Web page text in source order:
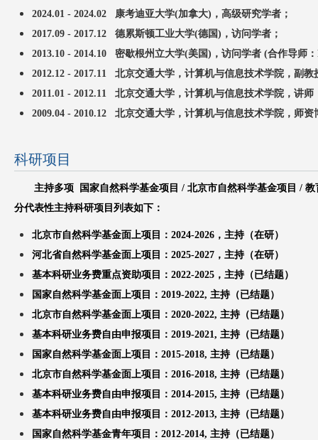
2024.01 - 2024.02 康考迪亚大学(加拿大)，高级研究学者；
2017.09 - 2017.12
德累斯顿工业大学(德国)，访问学者；
2013.10 - 2014.10 密歇根州立大学(美国)，访问学者 (合作导师
2012.12 - 2017.11 北京交通大学，计算机与信息技术学院，副教
2011.01 - 2012.11 北京交通大学，计算机与信息技术学院，讲师
2009.04 - 2010.12 北京交通大学，计算机与信息技术学院，师资
科研项目
主持多项 国家自然科学基金项目 / 北京市自然科学基金项目 / 教
分代表性主持科研项目列表如下：
北京市自然科学基金面上项目：2024-2026，主持（在研）
河北省自然科学基金面上项目：2025-2027，主持（在研）
基本科研业务费重点资助项目：2022-2025，主持（已结题）
国家自然科学基金面上项目：2019-2022, 主持（已结题）
北京市自然科学基金面上项目：2020-2022, 主持（已结题）
基本科研业务费自由申报项目：2019-2021, 主持（已结题）
国家自然科学基金面上项目：2015-2018, 主持（已结题）
北京市自然科学基金面上项目： 2016-2018, 主持（已结题）
基本科研业务费自由申报项目：2014-2015, 主持（已结题）
基本科研业务费自由申报项目：2012-2013, 主持（已结题）
国家自然科学基金青年项目：2012-2014, 主持（已结题）